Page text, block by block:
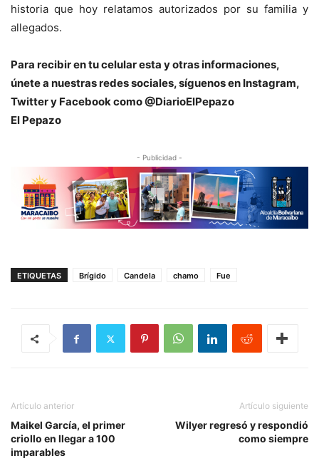
historia que hoy relatamos autorizados por su familia y
allegados.
Para recibir en tu celular esta y otras informaciones,
únete a nuestras redes sociales, síguenos en Instagram,
Twitter y Facebook como @DiarioElPepazo
El Pepazo
- Publicidad -
ETIQUETAS Brígido Candela chamo Fue
Artículo anterior
Maikel García, el primer
criollo en llegar a 100
imparables
Artículo siguiente
Wilyer regresó y respondió
como siempre